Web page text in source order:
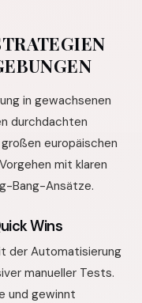
in gewachsenen
durchdachten
europäischen
mit klaren
Bang-Ansätze.
Wins
der Automatisierung
manueller Tests.
und gewinnt